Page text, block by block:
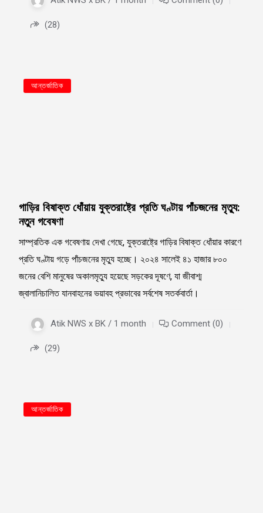
(28)
আন্তর্জাতিক
গাড়ির বিষাক্ত ধোঁয়ায় যুক্তরাষ্ট্রে প্রতি ঘণ্টায় পাঁচজনের মৃত্যু:
নতুন গবেষণা
সাম্প্রতিক এক গবেষণায় দেখা গেছে, যুক্তরাষ্ট্রে গাড়ির বিষাক্ত ধোঁয়ার কারণে
প্রতি ঘণ্টায় গড়ে পাঁচজনের মৃত্যু হচ্ছে। ২০২৪ সালেই ৪১ হাজার ৮০০
জনের বেশি মানুষের অকালমৃত্যু হয়েছে সড়কের দূষণে, যা জীবাশ্ম
জ্বালানিচালিত যানবাহনের ভয়াবহ প্রভাবের সর্বশেষ সতর্কবার্তা।
Atik NWS x BK / 1 month Comment (0)
(29)
আন্তর্জাতিক